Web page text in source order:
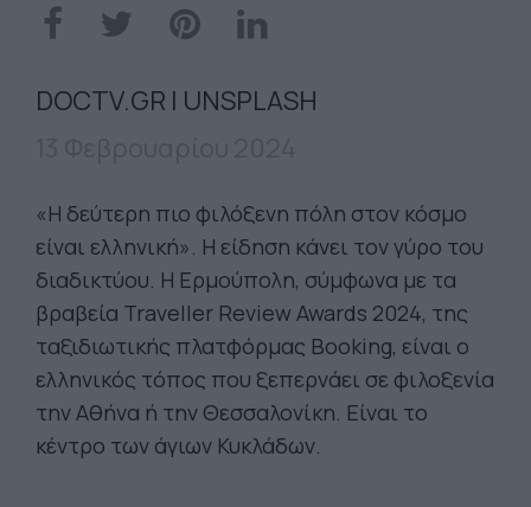
DOCTV.GR | UNSPLASH
«Η δεύτερη πιο φιλόξενη πόλη στον κόσμο
είναι ελληνική». Η είδηση κάνει τον γύρο του
διαδικτύου. Η Ερμούπολη, σύμφωνα με τα
βραβεία Traveller Review Awards 2024, της
ταξιδιωτικής πλατφόρμας Booking, είναι ο
ελληνικός τόπος που ξεπερνάει σε φιλοξενία
την Αθήνα ή την Θεσσαλονίκη. Είναι το
κέντρο των άγιων Κυκλάδων.